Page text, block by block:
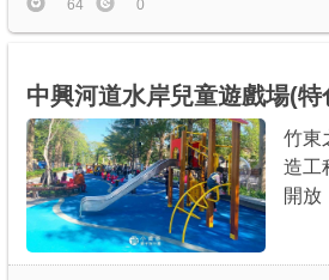
64 0
中興河道水岸兒童遊戲場(特
竹東
造工
開放